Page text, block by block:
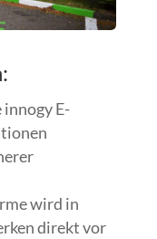
E-
wird in
direkt vor